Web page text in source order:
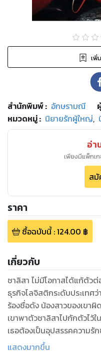
เพิ่
สำนักพิมพ์: อักษรามณี
หมวดหมู่: นิยายรักผู้ใหญ่,
อ่า
เพียงมีแพ็กเก
สมั
ราคา
ซื้อฉบับนี้:124.00 ฿
เกี่ยวกับ
ชาลิสา ไม่มีโอกาสได้แก้ตัว
ธุรกิจโลจิสติกระดับประเทศ
ร้องชื่อดัง น้องสาวของเขาผิ
เขาพาตัวชาลิสาไปกักตัวไว้
เธอต้องเป็นอุปสรรคความรั
กว่าจอมอสูร เขาแสดงความ
แสดงมากขึ้น